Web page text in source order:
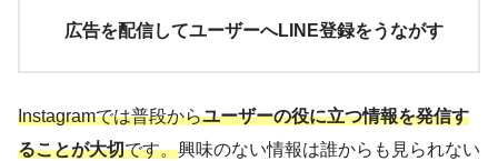
広告を配信してユーザーへLINE登録をうながす
Instagramでは普段からユーザーの役に立つ情報を発信す
ることが大切です。興味のない情報は誰からも見られない